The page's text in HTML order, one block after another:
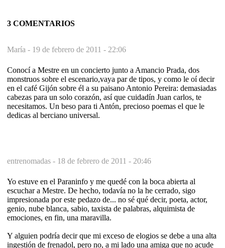
3 COMENTARIOS
María - 19 de febrero de 2011 - 22:06
Conocí a Mestre en un concierto junto a Amancio Prada, dos
monstruos sobre el escenario,vaya par de tipos, y como le oí decir
en el café Gijón sobre él a su paisano Antonio Pereira: demasiadas
cabezas para un solo corazón, así que cuidadín Juan carlos, te
necesitamos. Un beso para ti Antón, precioso poemas el que le
dedicas al berciano universal.
entrenomadas - 18 de febrero de 2011 - 20:46
Yo estuve en el Paraninfo y me quedé con la boca abierta al
escuchar a Mestre. De hecho, todavía no la he cerrado, sigo
impresionada por este pedazo de... no sé qué decir, poeta, actor,
genio, nube blanca, sabio, taxista de palabras, alquimista de
emociones, en fin, una maravilla.
Y alguien podría decir que mi exceso de elogios se debe a una alta
ingestión de frenadol, pero no, a mi lado una amiga que no acude